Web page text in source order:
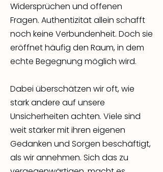
Widersprüchen und offenen
Fragen. Authentizität allein schafft
noch keine Verbundenheit. Doch sie
eröffnet häufig den Raum, in dem
echte Begegnung möglich wird.
Dabei überschätzen wir oft, wie
stark andere auf unsere
Unsicherheiten achten. Viele sind
weit stärker mit ihren eigenen
Gedanken und Sorgen beschäftigt,
als wir annehmen. Sich das zu